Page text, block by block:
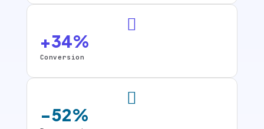

+34%
Conversion

-52%